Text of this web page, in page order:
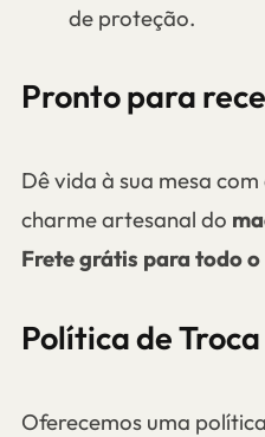
de proteção.
Pronto para
Dê vida à sua mesa
charme artesanal do
Frete grátis para todo
Política de
Oferecemos uma